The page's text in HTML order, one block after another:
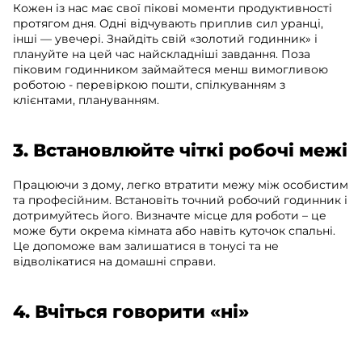
Кожен із нас має свої пікові моменти продуктивності
протягом дня. Одні відчувають приплив сил уранці,
інші — увечері. Знайдіть свій «золотий годинник» і
плануйте на цей час найскладніші завдання. Поза
піковим годинником займайтеся менш вимогливою
роботою - перевіркою пошти, спілкуванням з
клієнтами, плануванням.
3. Встановлюйте чіткі робочі межі
Працюючи з дому, легко втратити межу між особистим
та професійним. Встановіть точний робочий годинник і
дотримуйтесь його. Визначте місце для роботи – це
може бути окрема кімната або навіть куточок спальні.
Це допоможе вам залишатися в тонусі та не
відволікатися на домашні справи.
4. Вчіться говорити «ні»